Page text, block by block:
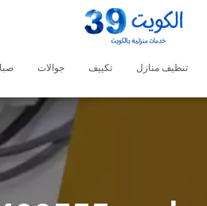
تنظيف منازل تكييف جوالات